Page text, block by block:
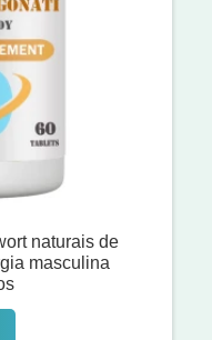
naturais de
masculina